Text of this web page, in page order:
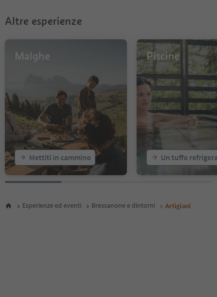
Altre esperienze
Malghe
Mettiti in cammino
Piscine
Un tuffo
Esperienze ed eventi Bressanone e dintorni Artigiani